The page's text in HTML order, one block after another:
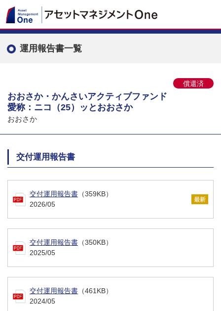
運用報告書一覧
償還済
おおさか・かんさいアクティブファンド
愛称：ニコ（25）ッとおおさか
おおさか
交付運用報告書
交付運用報告書 （359KB）
2026/05
交付運用報告書 （350KB）
2025/05
交付運用報告書 （461KB）
2024/05